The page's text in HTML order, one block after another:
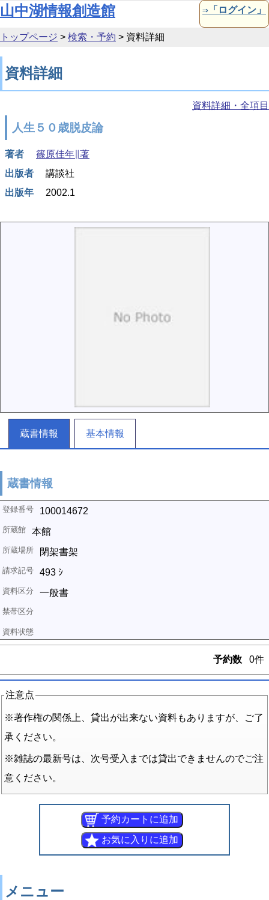
本文へ移動
山中湖情報創造館 ⇒「ログイン」
トップページ > 検索・予約 > 資料詳細
資料詳細
資料詳細・全項目
人生５０歳脱皮論
著者
篠原佳年∥著
出版者
講談社
出版年
2002.1
蔵書情報 基本情報
蔵書情報
100014672
本館
閉架書架
493 ｼ
一般書
予約数 0件
注意点
※著作権の関係上、貸出が出来ない資料もありますが、ご了
承ください。
※雑誌の最新号は、次号受入までは貸出できませんのでご注
意ください。
メニュー